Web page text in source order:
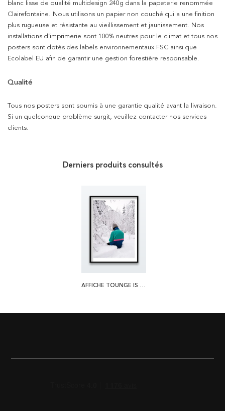
blanc lisse de qualité multidesign 240g dans la papeterie renommée
Clairefontaine. Nous utilisons un papier non couché qui a une finition
plus rugueuse et résistante au vieillissement et jaunissement. Nos
installations d’imprimerie sont 100% neutres pour le climat et tous nos
posters sont dotés des labels environnementaux FSC ainsi que
Ecolabel EU afin de garantir une gestion forestière responsable.
Qualité
Tous nos posters sont soumis à une garantie qualité avant la livraison.
Si un quelconque problème surgit, veuillez contacter nos services
clients.
Derniers produits consultés
AFFICHE TOUNGE IS COLD